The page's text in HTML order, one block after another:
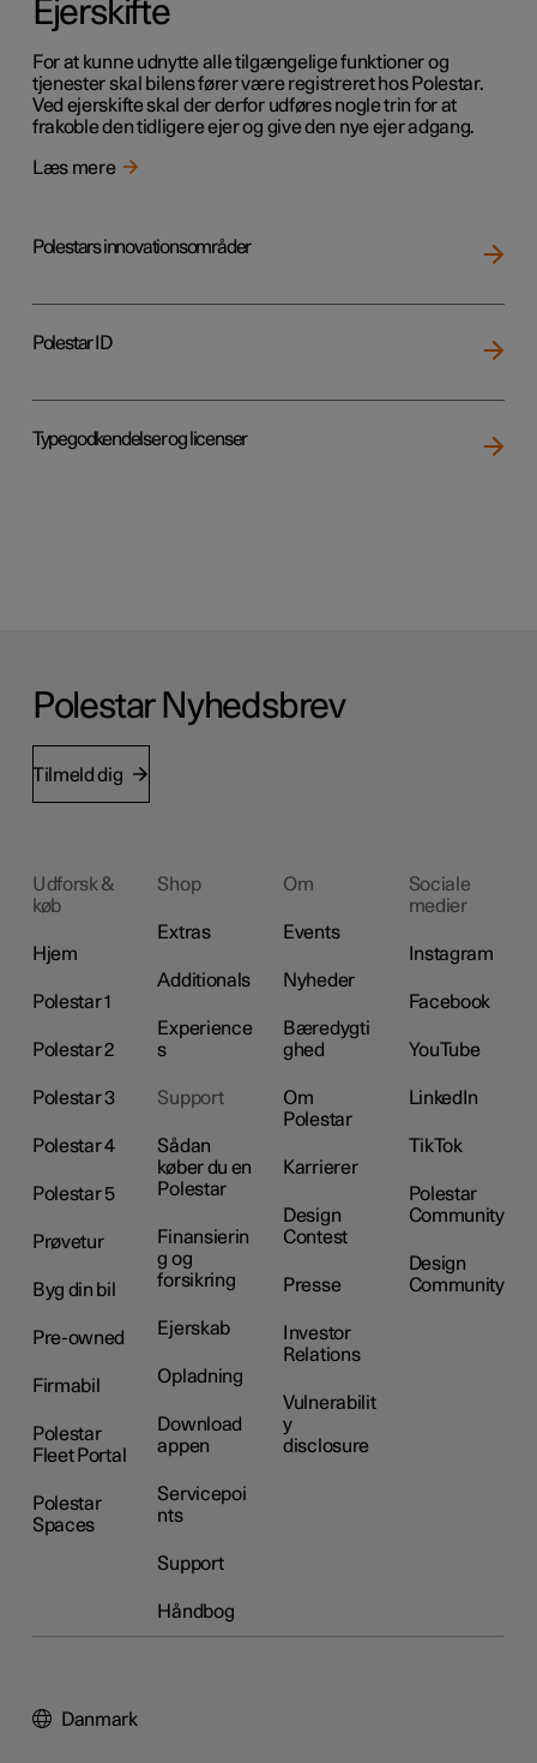
Ejerskifte
For at kunne udnytte alle tilgængelige funktioner og
tjenester skal bilens fører være registreret hos Polestar.
Ved ejerskifte skal der derfor udføres nogle trin for at
frakoble den tidligere ejer og give den nye ejer adgang.
Læs mere
Polestars innovationsområder
Polestar ID
Typegodkendelser og licenser
Polestar Nyhedsbrev
Tilmeld dig
Udforsk &
køb
Hjem
Polestar 1
Polestar 2
Polestar 3
Polestar 4
Polestar 5
Prøvetur
Byg din bil
Pre-owned
Firmabil
Polestar
Fleet Portal
Polestar
Spaces
Shop
Extras
Additionals
Experience
s
Support
Sådan
køber du en
Polestar
Finansierin
g og
forsikring
Ejerskab
Opladning
Download
appen
Servicepoi
nts
Support
Håndbog
Om
Events
Nyheder
Bæredygti
ghed
Om
Polestar
Karrierer
Design
Contest
Presse
Investor
Relations
Vulnerabilit
y
disclosure
Sociale
medier
Instagram
Facebook
YouTube
LinkedIn
TikTok
Polestar
Community
Design
Community
Danmark